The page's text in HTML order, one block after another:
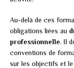
Au-delà de ces
obligations liées au
professionnelle. Il
conventions de
sur les objectifs et le